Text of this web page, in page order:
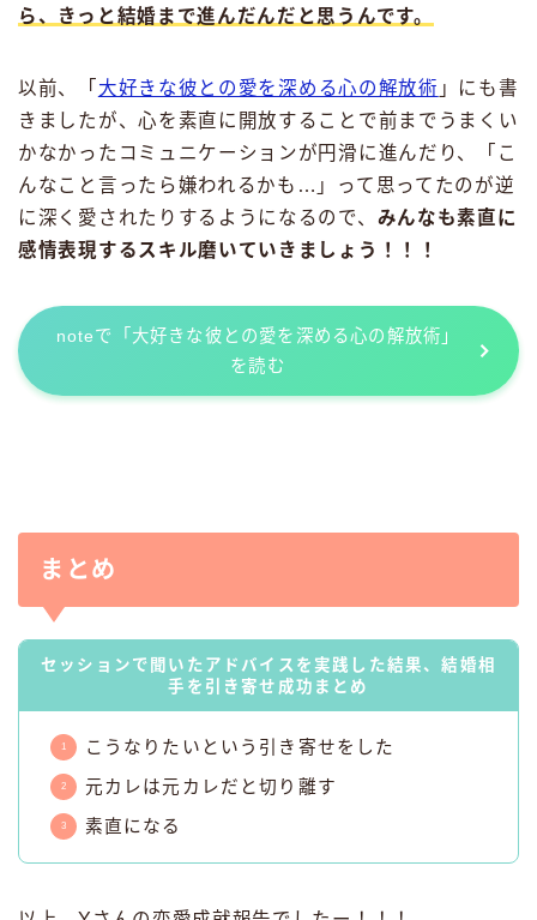
ら、きっと結婚まで進んだんだと思うんです。
以前、「 大好きな彼との愛を深める心の解放術 」にも書
きましたが、心を素直に開放することで前までうまくい
かなかったコミュニケーションが円滑に進んだり、「こ
んなこと言ったら嫌われるかも…」って思ってたのが逆
に深く愛されたりするようになるので、 みんなも素直に
感情表現するスキル磨いていきましょう！！！
noteで「大好きな彼との愛を深める心の解放術」
を読む
まとめ
セッションで聞いたアドバイスを実践した結果、結婚相
手を引き寄せ成功まとめ
こうなりたいという引き寄せをした
元カレは元カレだと切り離す
素直になる